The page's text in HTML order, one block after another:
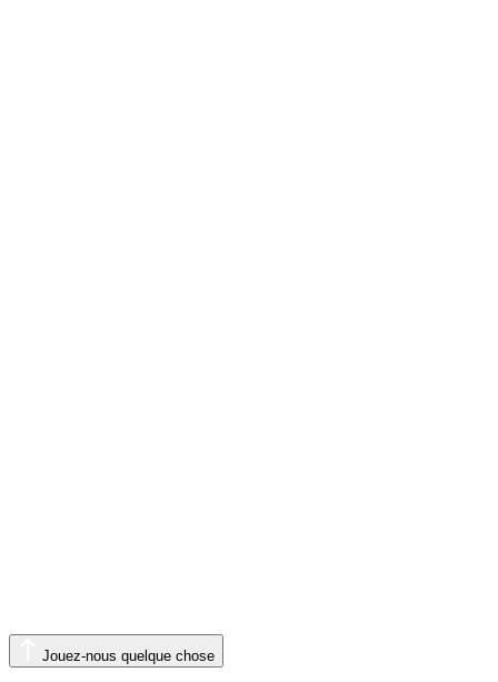
Jouez-nous quelque chose